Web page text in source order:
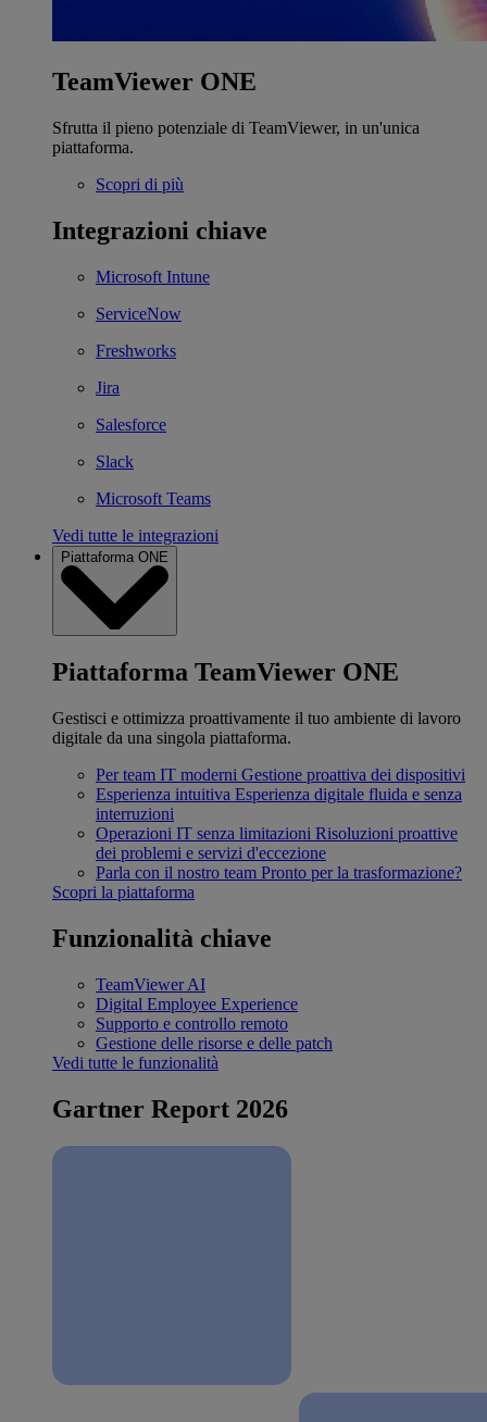
TeamViewer ONE
Sfrutta il pieno potenziale di TeamViewer, in un'unica
piattaforma.
Scopri di più
Integrazioni chiave
Microsoft Intune
ServiceNow
Freshworks
Jira
Salesforce
Slack
Microsoft Teams
Vedi tutte le integrazioni
Piattaforma ONE
Piattaforma TeamViewer ONE
Gestisci e ottimizza proattivamente il tuo ambiente di lavoro
digitale da una singola piattaforma.
Per team IT moderni Gestione proattiva dei dispositivi
Esperienza intuitiva Esperienza digitale fluida e senza
interruzioni
Operazioni IT senza limitazioni Risoluzioni proattive
dei problemi e servizi d'eccezione
Parla con il nostro team Pronto per la trasformazione?
Scopri la piattaforma
Funzionalità chiave
TeamViewer AI
Digital Employee Experience
Supporto e controllo remoto
Gestione delle risorse e delle patch
Vedi tutte le funzionalità
Gartner Report 2026